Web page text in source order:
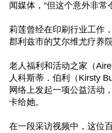
闻媒体，“但这个意外非常
莉莲曾经在印刷行业工作
郡利兹市的艾尔维尤疗养院
老人福利和活动之家（
人科斯蒂．伯利（Kirsty
网络上发起一项公益活动
卡给她。
在一段采访视频中，这位